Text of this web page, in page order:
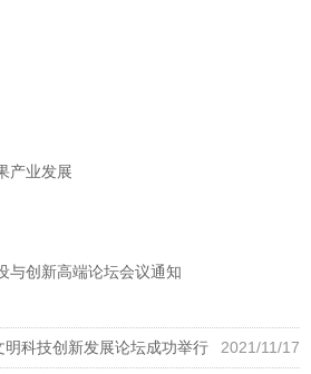
产业发展
与创新高端论坛会议通知
2021/11/17
科技创新发展论坛成功举行